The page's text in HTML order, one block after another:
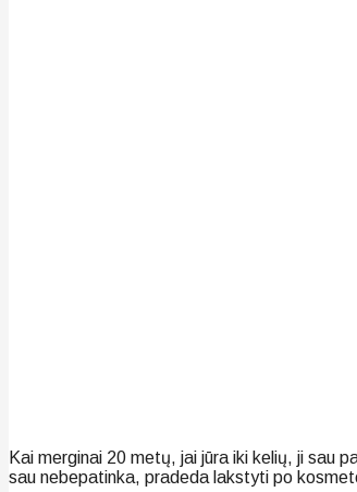
Kai merginai 20 metų, jai jūra iki kelių, ji sau
sau nebepatinka, pradeda lakstyti po